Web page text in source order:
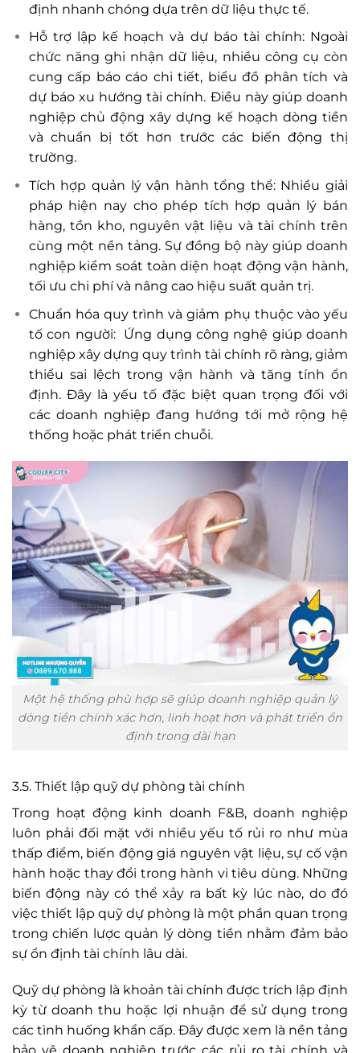
định nhanh chóng dựa trên dữ liệu thực tế.
Hỗ trợ lập kế hoạch và dự báo tài chính: Ngoài
chức năng ghi nhận dữ liệu, nhiều công cụ còn
cung cấp báo cáo chi tiết, biểu đồ phân tích và
dự báo xu hướng tài chính. Điều này giúp doanh
nghiệp chủ động xây dựng kế hoạch dòng tiền
và chuẩn bị tốt hơn trước các biến động thị
trường.
Tích hợp quản lý vận hành tổng thể: Nhiều giải
pháp hiện nay cho phép tích hợp quản lý bán
hàng, tồn kho, nguyên vật liệu và tài chính trên
cùng một nền tảng. Sự đồng bộ này giúp doanh
nghiệp kiểm soát toàn diện hoạt động vận hành,
tối ưu chi phí và nâng cao hiệu suất quản trị.
Chuẩn hóa quy trình và giảm phụ thuộc vào yếu
tố con người: Ứng dụng công nghệ giúp doanh
nghiệp xây dựng quy trình tài chính rõ ràng, giảm
thiểu sai lệch trong vận hành và tăng tính ổn
định. Đây là yếu tố đặc biệt quan trọng đối với
các doanh nghiệp đang hướng tới mở rộng hệ
thống hoặc phát triển chuỗi.
Một hệ thống phù hợp sẽ giúp doanh nghiệp quản lý
dòng tiền chính xác hơn, linh hoạt hơn và phát triển ổn
định trong dài hạn
3.5. Thiết lập quỹ dự phòng tài chính
Trong hoạt động kinh doanh F&B, doanh nghiệp
luôn phải đối mặt với nhiều yếu tố rủi ro như mùa
thấp điểm, biến động giá nguyên vật liệu, sự cố vận
hành hoặc thay đổi trong hành vi tiêu dùng. Những
biến động này có thể xảy ra bất kỳ lúc nào, do đó
việc thiết lập quỹ dự phòng là một phần quan trọng
trong chiến lược quản lý dòng tiền nhằm đảm bảo
sự ổn định tài chính lâu dài.
Quỹ dự phòng là khoản tài chính được trích lập định
kỳ từ doanh thu hoặc lợi nhuận để sử dụng trong
các tình huống khẩn cấp. Đây được xem là nền tảng